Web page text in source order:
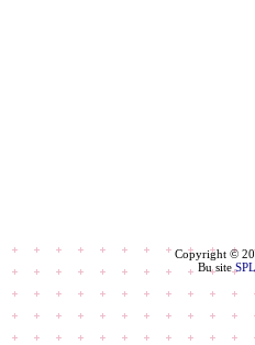
Copyright ©
Bu siteSPL